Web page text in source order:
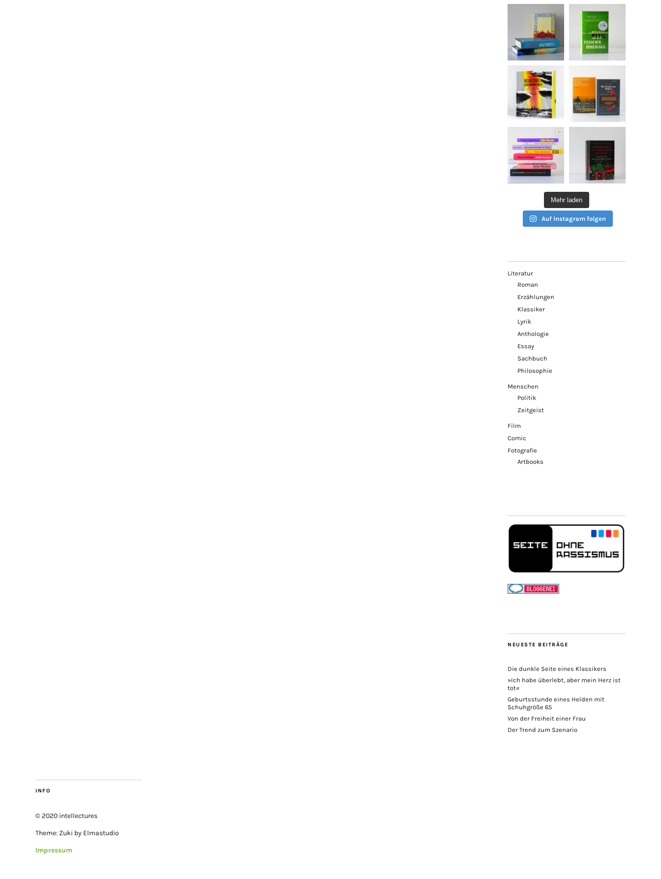
Mehr laden
Auf Instagram folgen
Literatur
Roman
Erzählungen
Klassiker
Lyrik
Anthologie
Essay
Sachbuch
Philosophie
Menschen
Politik
Zeitgeist
Film
Comic
Fotografie
Artbooks
NEUESTE BEITRÄGE
Die dunkle Seite eines Klassikers
»Ich habe überlebt, aber mein Herz ist
tot«
Geburtsstunde eines Helden mit
Schuhgröße 65
Von der Freiheit einer Frau
Der Trend zum Szenario
INFO
© 2020 intellectures
Theme: Zuki by Elmastudio
Impressum